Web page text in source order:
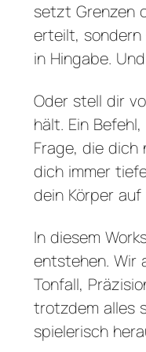
setzt Grenzen
erteilt, sondern
in Hingabe.
Oder stell dir
hält. Ein
Frage, die dich
dich immer
dein Körper
In diesem
entstehen. Wir
Tonfall,
trotzdem alles
spielerisch